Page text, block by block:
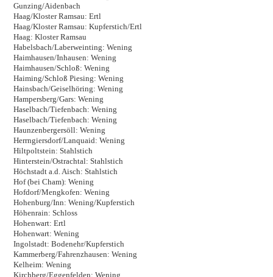
Gunzing/Aidenbach
Haag/Kloster Ramsau: Ertl
Haag/Kloster Ramsau: Kupferstich/Ertl
Haag: Kloster Ramsau
Habelsbach/Laberweinting: Wening
Haimhausen/Inhausen: Wening
Haimhausen/Schloß: Wening
Haiming/Schloß Piesing: Wening
Hainsbach/Geiselhöring: Wening
Hampersberg/Gars: Wening
Haselbach/Tiefenbach: Wening
Haselbach/Tiefenbach: Wening
Haunzenbergersöll: Wening
Herrngiersdorf/Lanquaid: Wening
Hiltpoltstein: Stahlstich
Hinterstein/Ostrachtal: Stahlstich
Höchstadt a.d. Aisch: Stahlstich
Hof (bei Cham): Wening
Hofdorf/Mengkofen: Wening
Hohenburg/Inn: Wening/Kupferstich
Höhenrain: Schloss
Hohenwart: Ertl
Hohenwart: Wening
Ingolstadt: Bodenehr/Kupferstich
Kammerberg/Fahrenzhausen: Wening
Kelheim: Wening
Kirchberg/Eggenfelden: Wening